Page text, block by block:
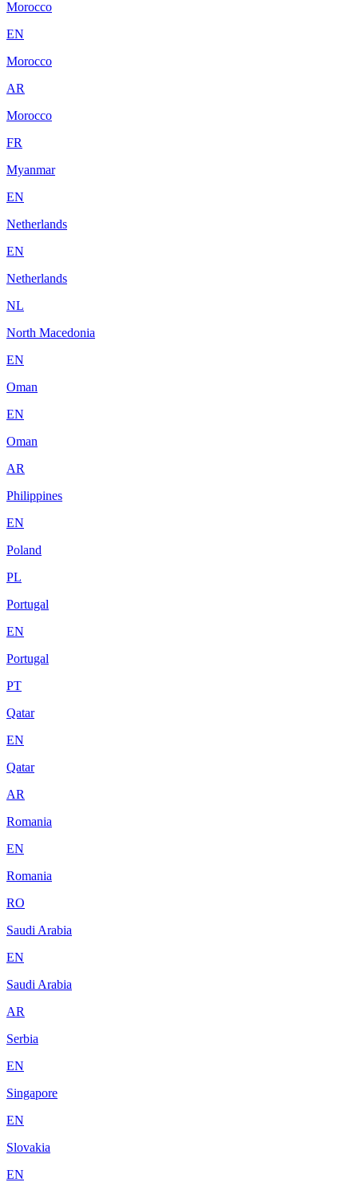
Morocco
EN
Morocco
AR
Morocco
FR
Myanmar
EN
Netherlands
EN
Netherlands
NL
North Macedonia
EN
Oman
EN
Oman
AR
Philippines
EN
Poland
PL
Portugal
EN
Portugal
PT
Qatar
EN
Qatar
AR
Romania
EN
Romania
RO
Saudi Arabia
EN
Saudi Arabia
AR
Serbia
EN
Singapore
EN
Slovakia
EN